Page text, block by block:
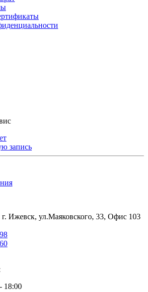
запись
Ижевск, ул.Маяковского, 33, Офис 103
18:00